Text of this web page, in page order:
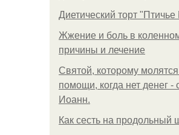
Диетический торт
Жжение и боль в
причины и лечение
Святой, которому
помощи, когда нет денег -
Иоанн.
Как сесть на продольный